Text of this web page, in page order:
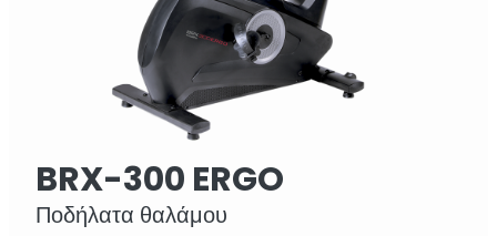
BRX-300 ERGO
Ποδήλατα θαλάμου